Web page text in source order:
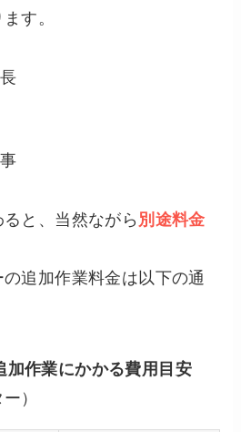
す。
と、当然ながら 別途料金
追加作業料金は以下の通
加作業にかかる費用目安
）